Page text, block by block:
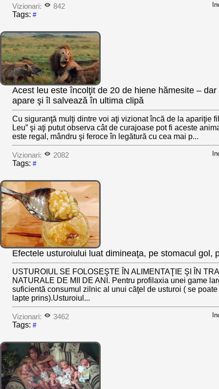
Vizionari: 842
Tags: #
Acest leu este încolţit de 20 de hiene hămesite –
apare şi îl salvează în ultima clipă
Cu siguranţă mulţi dintre voi aţi vizionat încă de la apariţie
Leu” şi aţi putut observa cât de curajoase pot fi aceste
este regal, mândru şi feroce în legătură cu cea mai p...
Vizionari: 2082
Tags: #
Efectele usturoiului luat dimineaţa, pe stomacul gol,
USTUROIUL SE FOLOSEŞTE ÎN ALIMENTAŢIE ŞI ÎN
NATURALE DE MII DE ANI. Pentru profilaxia unei game
suficientă consumul zilnic al unui căţel de usturoi ( se
lapte prins).Usturoiul...
Vizionari: 3462
Tags: #